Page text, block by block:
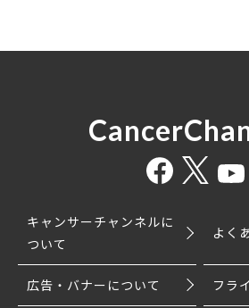
キャンサーチャンネルに
ついて
よく
広告・バナーについて フラ